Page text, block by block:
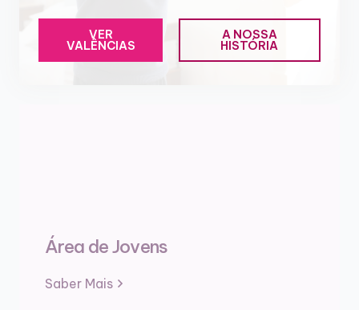
VER
VALÊNCIAS
A NOSSA
HISTÓRIA
Área de Jovens
Saber Mais